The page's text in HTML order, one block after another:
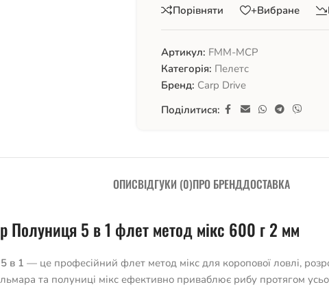
Порівняти +Вибране
Артикул: FMM-MCP
Категорія: Пелетс
Бренд: Carp Drive
Поділитися:
ОПИСВІДГУКИ (0)ПРО БРЕНДДОСТАВКА
Полуниця 5 в 1 флет метод мікс 600 г 2 мм
в 1 — це професійний флет метод мікс для коропової ловлі,
та полуниці мікс ефективно приваблює рибу протягом